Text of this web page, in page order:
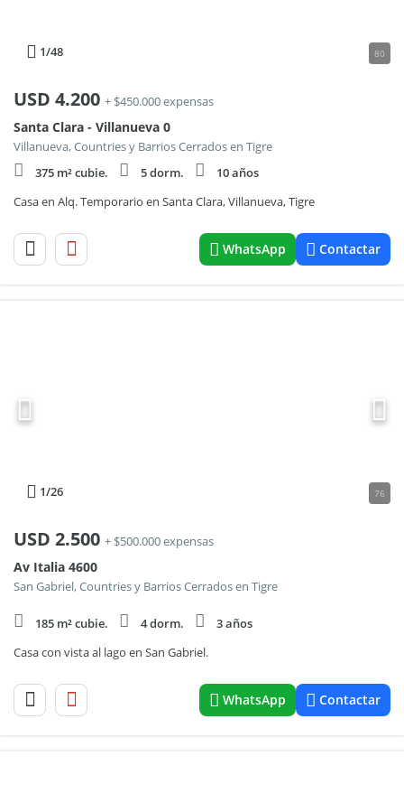
1/48 80
USD 4.200 + $450.000 expensas
Santa Clara - Villanueva 0
Villanueva, Countries y Barrios Cerrados en Tigre
375 m² cubie.
5 dorm.
10 años
Casa en Alq. Temporario en Santa Clara, Villanueva, Tigre
WhatsApp Contactar
1/26 76
USD 2.500 + $500.000 expensas
Av Italia 4600
San Gabriel, Countries y Barrios Cerrados en Tigre
185 m² cubie. 4 dorm.
3 años
Casa con vista al lago en San Gabriel.
WhatsApp Contactar